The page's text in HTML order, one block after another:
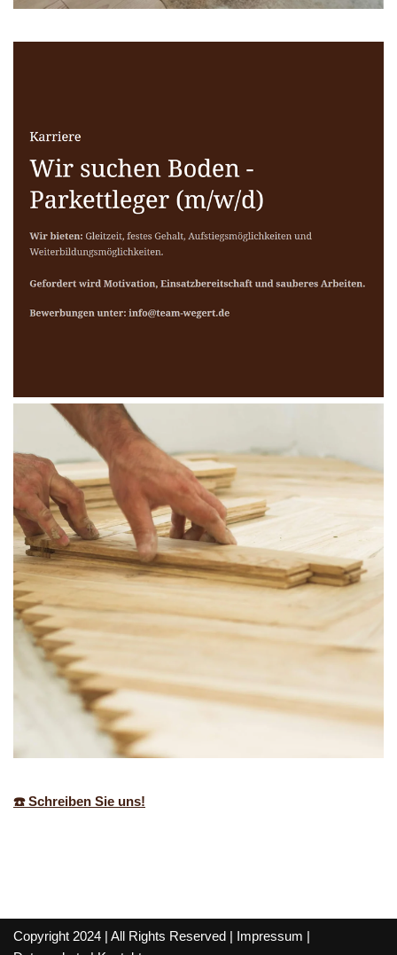
☎️ Schreiben Sie uns!
Copyright 2024 | All Rights Reserved | Impressum |